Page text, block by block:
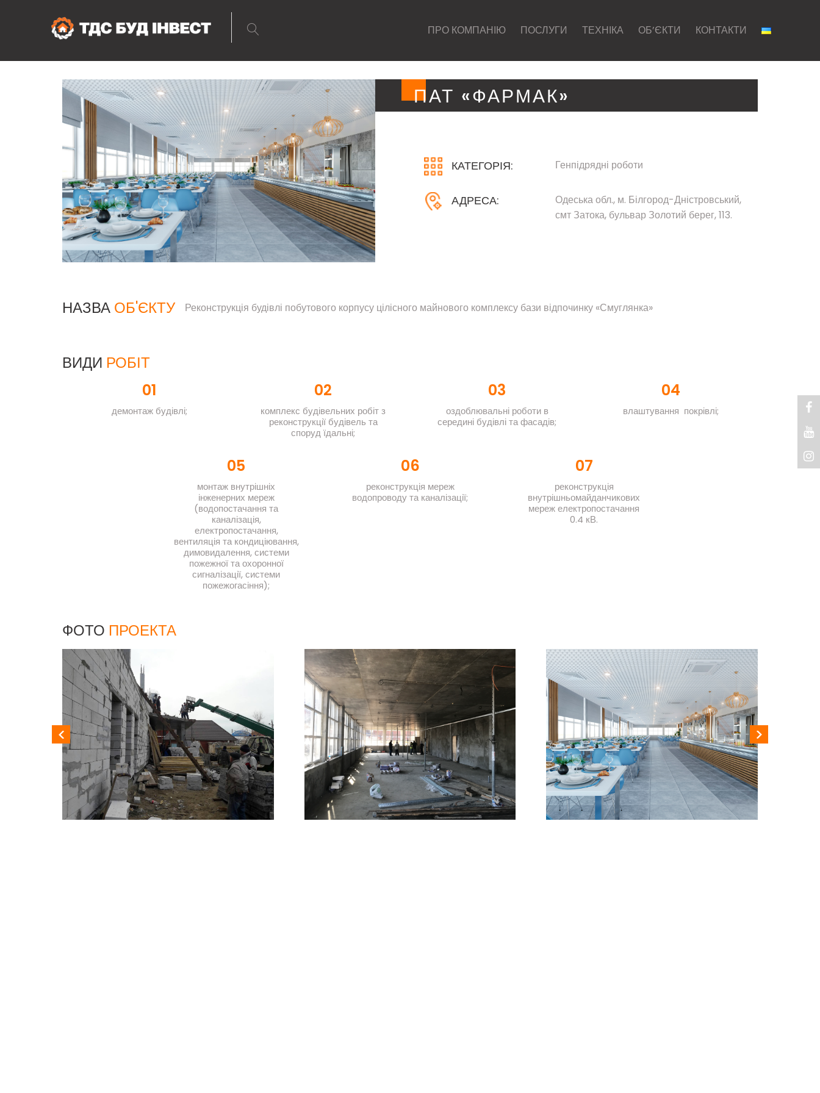
ПРО КОМПАНІЮ ПОСЛУГИ ТЕХНІКА ОБ’ЄКТИ КОНТАКТИ
ПАТ «ФАРМАК»
КАТЕГОРІЯ: Генпідрядні роботи
АДРЕСА:
Одеська обл., м. Білгород-Дністровський,
смт Затока, бульвар Золотий берег, 113.
НАЗВА ОБ'ЄКТУ Реконструкція будівлі побутового корпусу цілісного майнового комплексу бази відпочинку «Смуглянка»
ВИДИ РОБІТ
01
демонтаж будівлі;
02
комплекс будівельних робіт з
реконструкції будівель та
споруд їдальні;
03
оздоблювальні роботи в
середині будівлі та фасадів;
04
влаштування покрівлі;
05
монтаж внутрішніх
інженерних мереж
(водопостачання та
каналізація,
електропостачання,
вентиляція та кондиціювання,
димовидалення, системи
пожежної та охоронної
сигналізації, системи
пожежогасіння);
06
реконструкція мереж
водопроводу та каналізації;
07
реконструкція
внутрішньомайданчикових
мереж електропостачання
0.4 кВ.
ФОТО ПРОЕКТА